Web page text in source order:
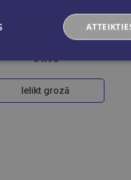
Skudriņa Kāpēcīte. Burti
€4.95
Ielikt grozā